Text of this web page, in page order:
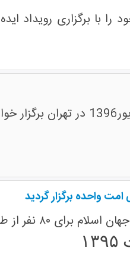
با برگزاری رویداد
واحده برگزار گردید
تهرانی برگزار گردید.